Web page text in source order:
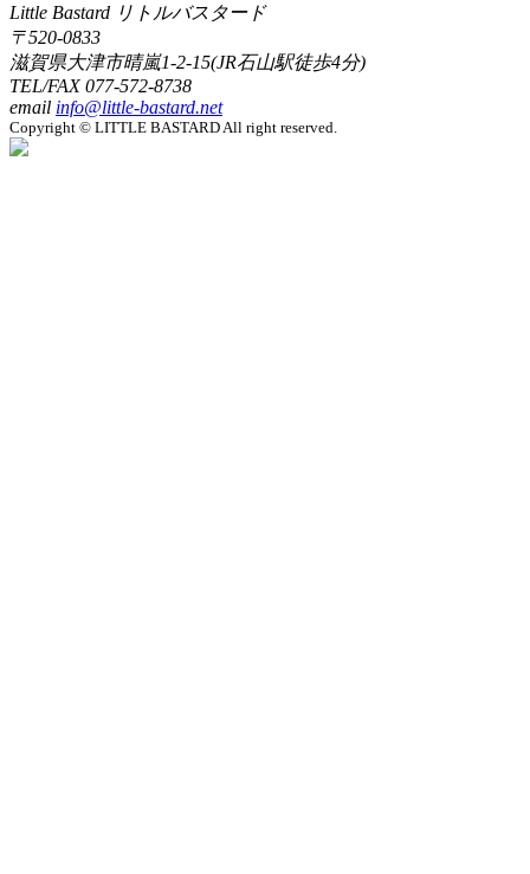
Little Bastard リトルバスタード
〒520-0833
滋賀県大津市晴嵐1-2-15(JR石山駅徒歩4分)
TEL/FAX077-572-8738
email info@little-bastard.net
Copyright © LITTLE BASTARD All right reserved.